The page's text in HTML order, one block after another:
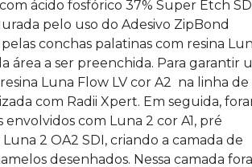
ácido fosfórico 37% Super Etch
pelo uso do Adesivo ZipBond
conchas palatinas com resina
área a ser preenchida. Para garantir
Luna Flow LV cor A2 na linha de
com Radii Xpert. Em seguida,
com Luna 2 cor A1, pré
2 OA2 SDI, criando a camada de
desenhados. Nessa camada
Facetas diretas com Luna 2